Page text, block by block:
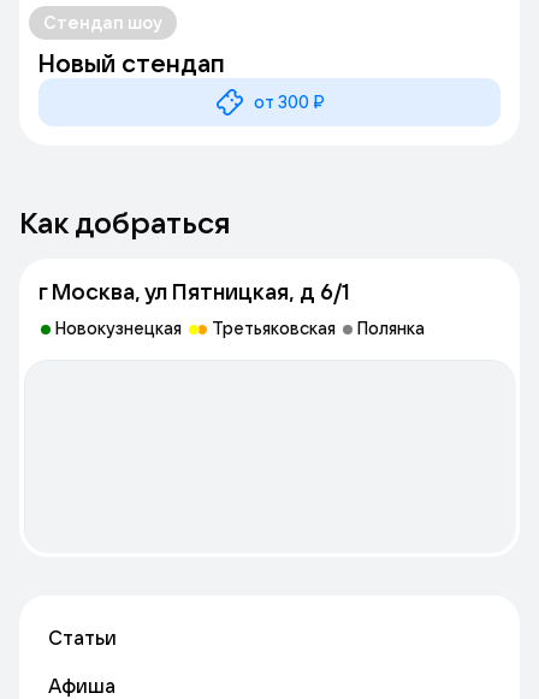
Стендап шоу
Новый стендап
от 300 ₽
Как добраться
г Москва, ул Пятницкая, д 6/1
Новокузнецкая Третьяковская Полянка
Статьи
Афиша